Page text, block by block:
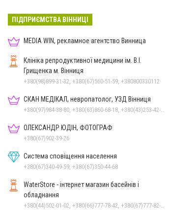
ПІДПРИЄМСТВА ВІННИЦІ
MEDIA WIN, рекламное агентство Винница
Клініка репродуктивної медицини ім. В.І.
Грищенка м. Вінниця
+380(98)899-31-32, +380(67)560-51-59, +380800330112
СКАН МЕДІКАЛ, невропатолог, УЗД Вінниця
+380(97)984-38-80, +380(63)860-68-18, +380(43)253-42-51
ОЛЕКСАНДР ЮДІН, ФОТОГРАФ
+380(67)902-39-26
Система сповіщення населення
+380(67)340-49-59, +380(67)350-44-68
WaterStore - інтернет магазин басейнів і
обладнання
+380(44)502-01-02, +380(66)777-78-42, +380(67)777-82-19, +380(67)890-80-80, +380(73)890-80-80, +380(44)502-01-03